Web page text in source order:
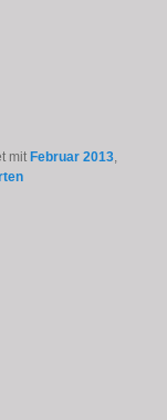
mit Februar 2013